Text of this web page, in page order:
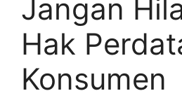
Jangan
Hak
Konsumen